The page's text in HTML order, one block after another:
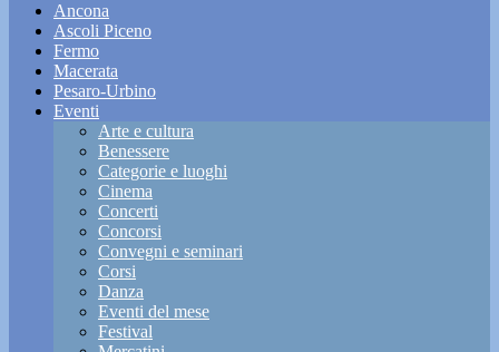
Ancona
Ascoli Piceno
Fermo
Macerata
Pesaro-Urbino
Eventi
Arte e cultura
Benessere
Categorie e luoghi
Cinema
Concerti
Concorsi
Convegni e seminari
Corsi
Danza
Eventi del mese
Festival